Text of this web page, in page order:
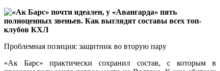
Проблемная позиция: защитник во вторую пару
«Ак Барс» практически сохранил состав, с которым в